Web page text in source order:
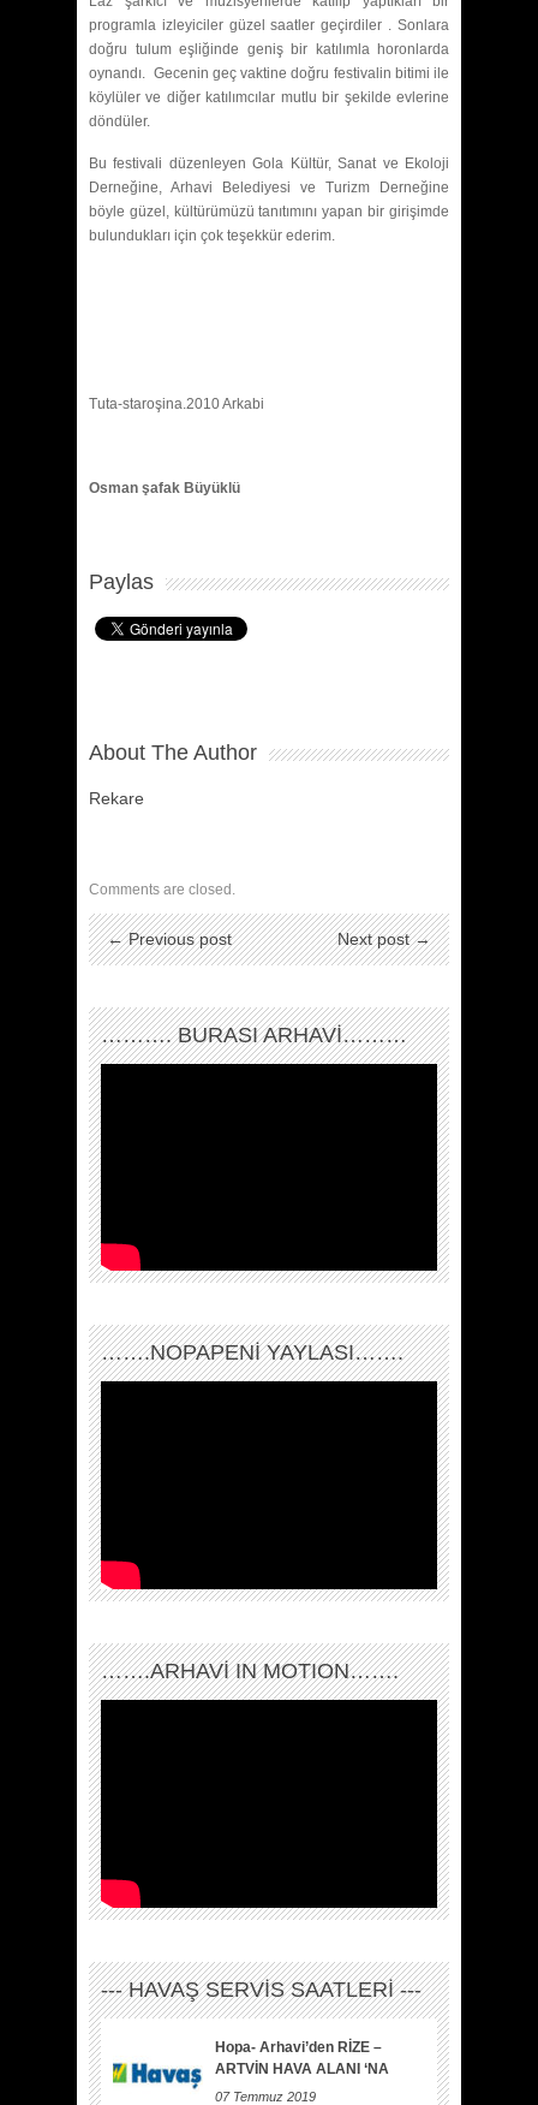
programla izleyiciler güzel saatler geçirdiler . Sonlara
doğru tulum eşliğinde geniş bir katılımla horonlarda
oynandı. Gecenin geç vaktine doğru festivalin bitimi ile
köylüler ve diğer katılımcılar mutlu bir şekilde evlerine
döndüler.
Bu festivali düzenleyen Gola Kültür, Sanat ve Ekoloji
Derneğine, Arhavi Belediyesi ve Turizm Derneğine
böyle güzel, kültürümüzü tanıtımını yapan bir girişimde
bulundukları için çok teşekkür ederim.
Tuta-staroşina.2010 Arkabi
Osman şafak Büyüklü
Paylas
About The Author
Rekare
Comments are closed.
← Previous post Next post →
………. BURASI ARHAVİ………
…….NOPAPENİ YAYLASI…….
…….ARHAVI IN MOTION…….
--- HAVAŞ SERVİS SAATLERİ ---
Hopa- Arhavi’den RİZE –
ARTVİN HAVA ALANI ‘NA
07 Temmuz 2019